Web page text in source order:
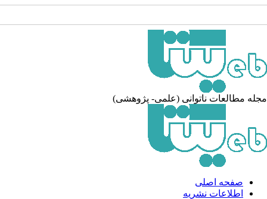
مطالعات ناتوانی (علمی- پژوهشی)
صفحه اصلی
اطلاعات نشریه